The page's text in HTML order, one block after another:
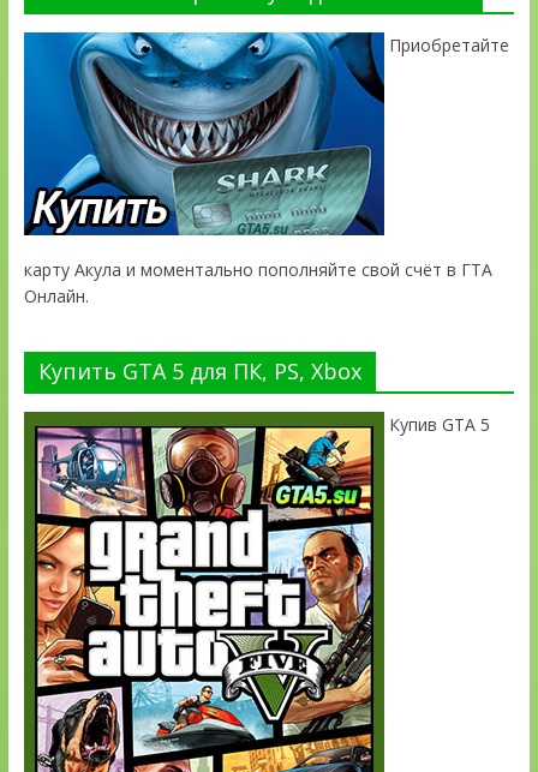
Приобретайте
карту Акула и моментально пополняйте свой счёт в ГТА
Онлайн.
Купить GTA 5 для ПК, PS, Xbox
Купив GTA 5